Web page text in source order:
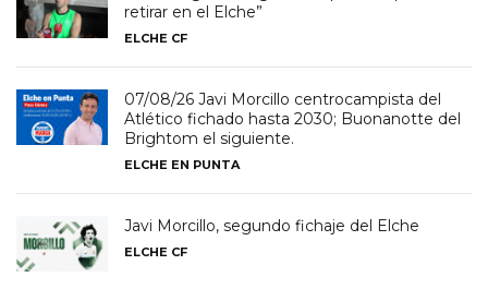
retirar en el Elche”
ELCHE CF
07/08/26 Javi Morcillo centrocampista del
Atlético fichado hasta 2030; Buonanotte del
Brightom el siguiente.
ELCHE EN PUNTA
Javi Morcillo, segundo fichaje del Elche
ELCHE CF